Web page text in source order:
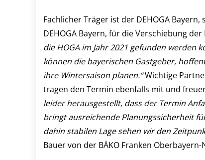
Fachlicher Träger ist der DEHOGA
DEHOGA Bayern, für die Verschiebung der
die HOGA im Jahr 2021 gefunden
können die bayerischen Gastgeber,
ihre Wintersaison planen.“Wichtige
tragen den Termin ebenfalls mit und
leider herausgestellt, dass der Termin
bringt ausreichende Planungssicherheit
dahin stabilen Lage sehen wir den
Bauer von der BÄKO Franken Oberbayern-